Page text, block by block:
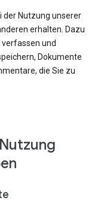
der Nutzung unserer
erhalten. Dazu
verfassen und
Dokumente
die Sie zu